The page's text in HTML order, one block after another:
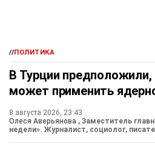
//ПОЛИТИКА
В Турции предположили,
может применить
8 августа 2026, 23:43
Олеся Аверьянова , Заместитель
недели». Журналист, социолог,